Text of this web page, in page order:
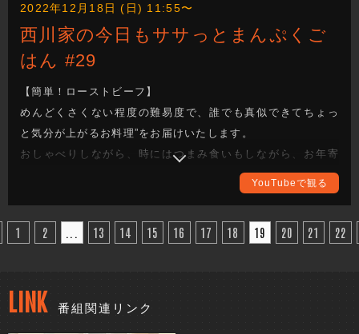
2022年12月18日 (日) 11:55〜
西川家の今日もササっとまんぷくご
はん #29
【簡単！ローストビーフ】
めんどくさくない程度の難易度で、誰でも真似できてちょっ
と気分が上がるお料理”をお届けいたします。
おしゃべりしながら、時にはつまみ食いもしながら、お年寄
りからお子様まで家族みんなが喜ぶまんぷく感のある一品を
地の食材をどのように調理していくか、ぜひご覧ください。
nisikawa_manpukugohan）
YouTubeで観る
1 2 13 14 15 16 17 18 19 20 21 22
LINK 番組関連リンク